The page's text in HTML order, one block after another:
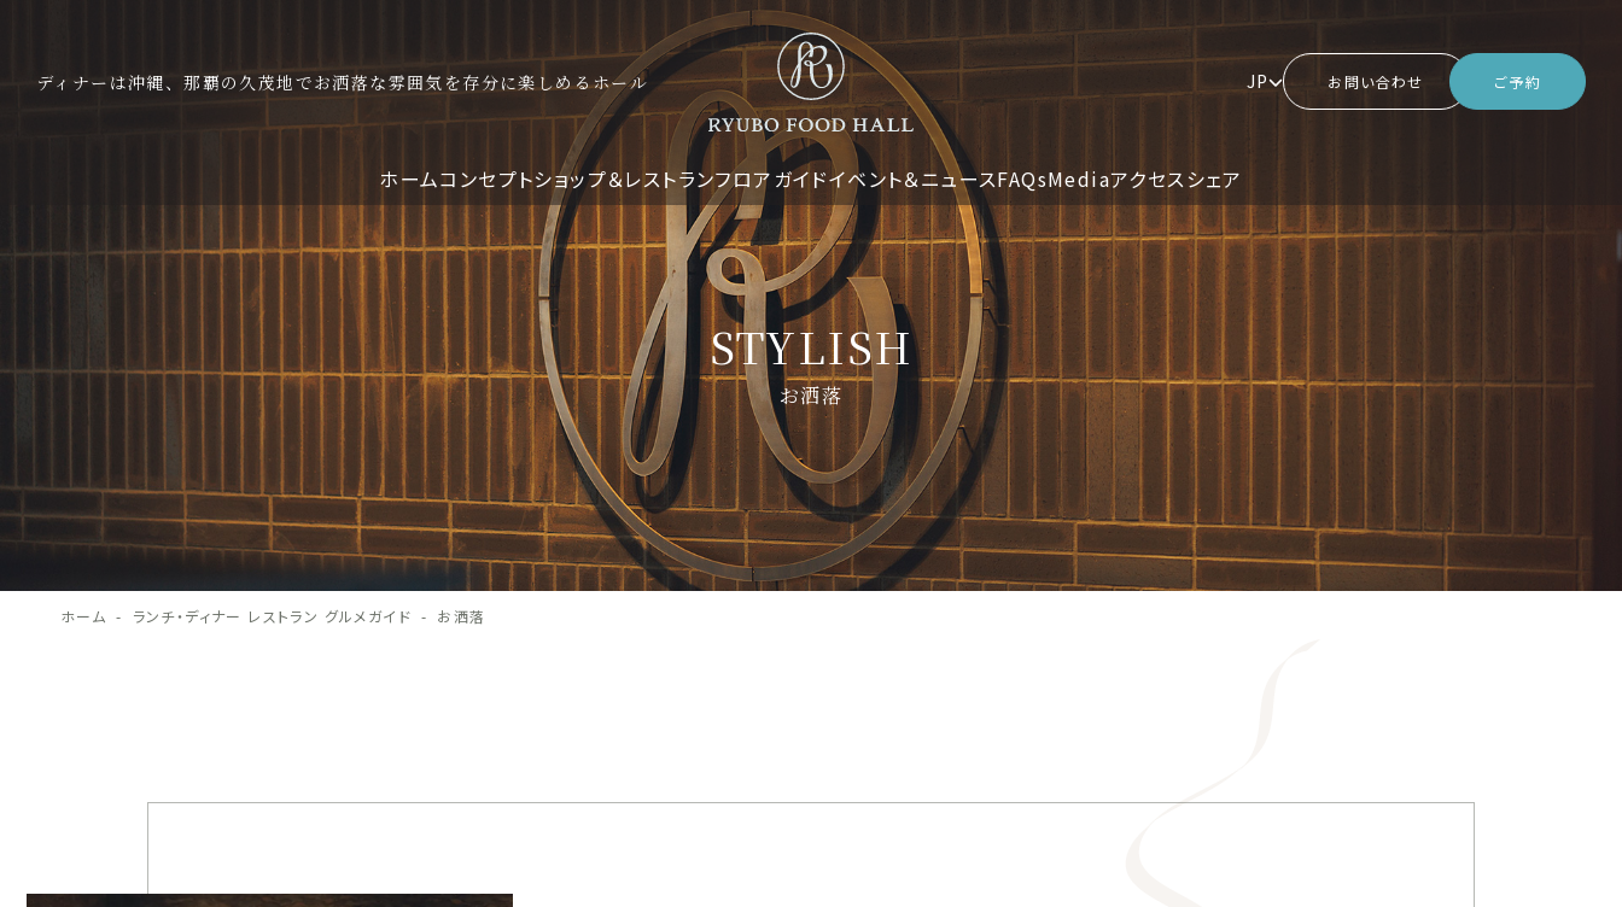
ディナーは沖縄、那覇の久茂地でお洒落な雰囲気を存分に楽しめるホール JP お問い合わせ ご予約
ホームコンセプトショップ＆レストランフロアガイドイベント＆ニュースFAQsMediaアクセス シェア
STYLISH
お洒落
ホーム ランチ・ディナー レストラン グルメガイド お洒落